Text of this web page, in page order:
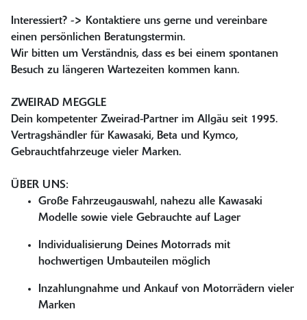
Interessiert? -> Kontaktiere uns gerne und vereinbare
einen persönlichen Beratungstermin.
Wir bitten um Verständnis, dass es bei einem spontanen
Besuch zu längeren Wartezeiten kommen kann.
ZWEIRAD MEGGLE
Dein kompetenter Zweirad-Partner im Allgäu seit 1995.
Vertragshändler für Kawasaki, Beta und Kymco,
Gebrauchtfahrzeuge vieler Marken.
ÜBER UNS:
Große Fahrzeugauswahl, nahezu alle Kawasaki
Modelle sowie viele Gebrauchte auf Lager
Individualisierung Deines Motorrads mit
hochwertigen Umbauteilen möglich
Inzahlungnahme und Ankauf von Motorrädern vieler
Marken